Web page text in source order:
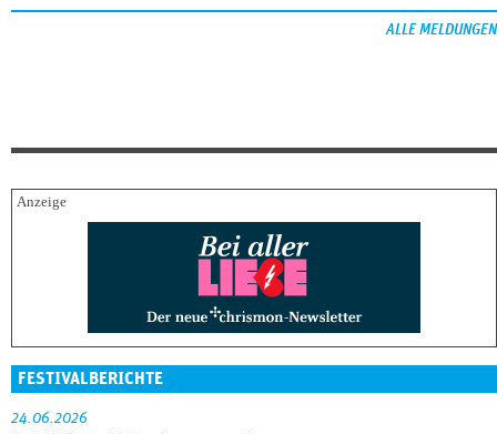
ALLE MELDUNGEN
FESTIVALBERICHTE
24.06.2026